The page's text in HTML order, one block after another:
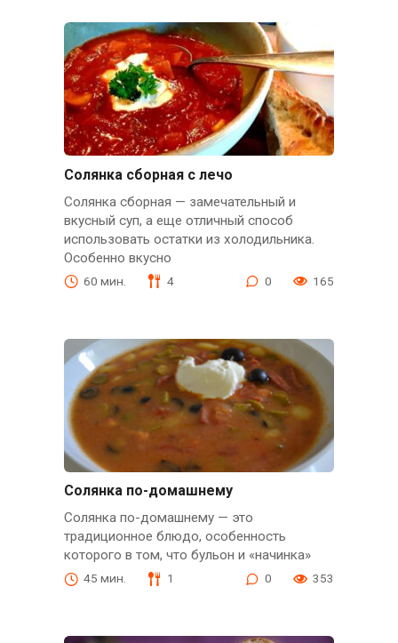
Солянка сборная с лечо
Солянка сборная — замечательный и
вкусный суп, а еще отличный способ
использовать остатки из холодильника.
Особенно вкусно
60 мин. 4 0 165
Солянка по-домашнему
Солянка по-домашнему — это
традиционное блюдо, особенность
которого в том, что бульон и «начинка»
45 мин. 1 0 353